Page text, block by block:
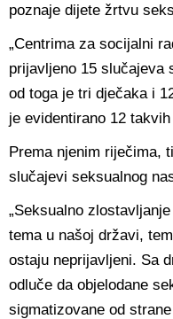
poznaje dijete žrtvu
„Centrima za socijalni
prijavljeno 15 slučajeva
od toga je tri dječaka i
je evidentirano 12
Prema njenim riječima,
slučajevi seksualnog
„Seksualno
tema u našoj državi,
ostaju neprijavljeni. Sa
odluče da objelodane
sigmatizovane od